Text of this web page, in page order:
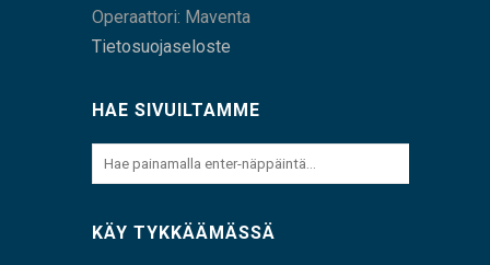
Operaattori: Maventa
Tietosuojaseloste
HAE SIVUILTAMME
KÄY TYKKÄÄMÄSSÄ